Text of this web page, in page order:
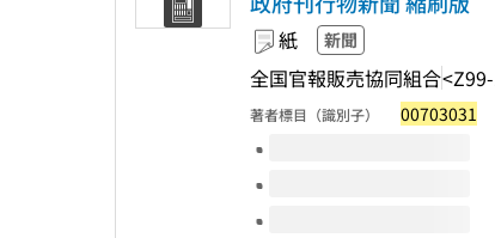
紙 新聞
全国官報販売協同組合
著者標目（識別子） 00703031
このタイトルの巻号